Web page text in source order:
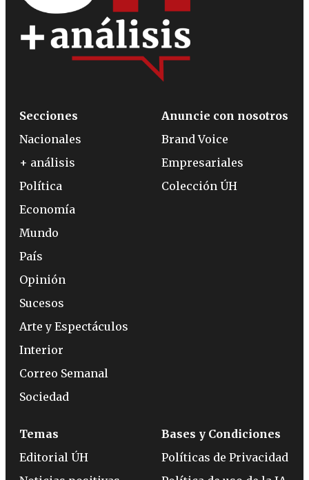
Secciones
Nacionales
+ análisis
Política
Economía
Mundo
País
Opinión
Sucesos
Arte y Espectáculos
Interior
Correo Semanal
Sociedad
Anuncie con nosotros
Brand Voice
Empresariales
Colección ÚH
Temas
Editorial ÚH
Bases y Condiciones
Políticas de Privacidad